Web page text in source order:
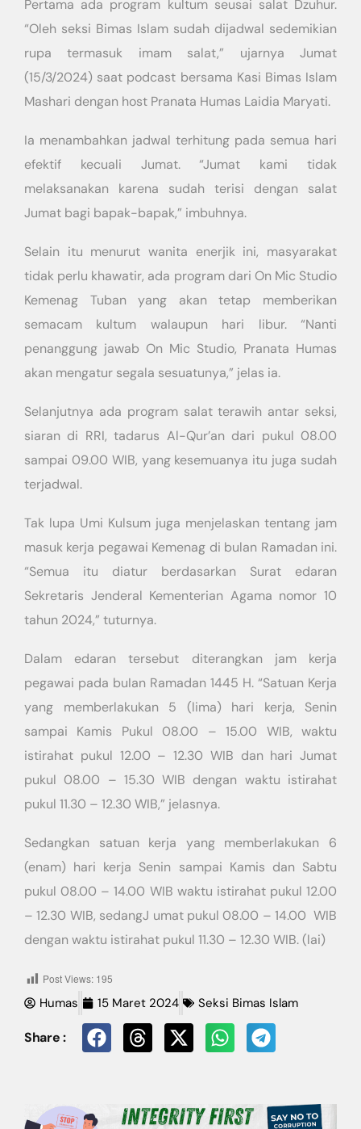
Pertama ada program kultum seusai salat Dzuhur.
“Oleh seksi Bimas Islam sudah dijadwal sedemikian
rupa termasuk imam salat,” ujarnya Jumat
(15/3/2024) saat podcast bersama Kasi Bimas Islam
Mashari dengan host Pranata Humas Laidia Maryati.
Ia menambahkan jadwal terhitung pada semua hari
efektif kecuali Jumat. “Jumat kami tidak
melaksanakan karena sudah terisi dengan salat
Jumat bagi bapak-bapak,” imbuhnya.
Selain itu menurut wanita enerjik ini, masyarakat
tidak perlu khawatir, ada program dari On Mic Studio
Kemenag Tuban yang akan tetap memberikan
semacam kultum walaupun hari libur. “Nanti
penanggung jawab On Mic Studio, Pranata Humas
akan mengatur segala sesuatunya,” jelas ia.
Selanjutnya ada program salat terawih antar seksi,
siaran di RRI, tadarus Al-Qur’an dari pukul 08.00
sampai 09.00 WIB, yang kesemuanya itu juga sudah
terjadwal.
Tak lupa Umi Kulsum juga menjelaskan tentang jam
masuk kerja pegawai Kemenag di bulan Ramadan ini.
“Semua itu diatur berdasarkan Surat edaran
Sekretaris Jenderal Kementerian Agama nomor 10
tahun 2024,” tuturnya.
Dalam edaran tersebut diterangkan jam kerja
pegawai pada buIan Ramadan 1445 H. “Satuan Kerja
yang memberlakukan 5 (lima) hari kerja, Senin
sampai Kamis Pukul 08.00 – 15.00 WIB, waktu
istirahat pukul 12.00 – 12.30 WIB dan hari Jumat
pukul 08.00 – 15.30 WIB dengan waktu istirahat
pukul 11.30 – 12.30 WIB,” jelasnya.
Sedangkan satuan kerja yang memberlakukan 6
(enam) hari kerja Senin sampai Kamis dan Sabtu
pukul 08.00 – 14.00 WIB waktu istirahat pukul 12.00
– 12.30 WIB, sedangJ umat pukul 08.00 – 14.00 WIB
dengan waktu istirahat pukul 11.30 – 12.30 WIB. (lai)
Post Views: 195
Humas 15 Maret 2024 Seksi Bimas Islam
Share :